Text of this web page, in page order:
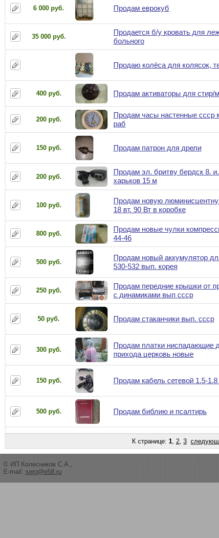
6 000 руб. Продам еврокуб
35 000 руб.
Продается б/у кровать для
больного
Продаю колёса для колясок,
400 руб. Продам активаторы для стир/
200 руб.
Продам часы настенные ссср
раб
150 руб. Продам патрон для дрели
200 руб.
Продам эл. бритву бердск 8.
харьков 15 м
100 руб.
Продам новую
18 вт. 90 Вт в коробке
800 руб.
Продам новые чулки
44-46
500 руб.
Продам новый аккумулятор
530-532 вып. корея
250 руб.
Продам передние крышки от
с динамиками вып ссср
50 руб. Продам стаканчики вып. ссср
300 руб.
Продам платки ниспадающие
прихода церковь новые
150 руб. Продам кабель сетевой 1.5-
500 руб. Продам библию и псалтирь
К странице: 1, 2, 3
© ИП Колесников С.А.,
E-mail: serg@e58.ru